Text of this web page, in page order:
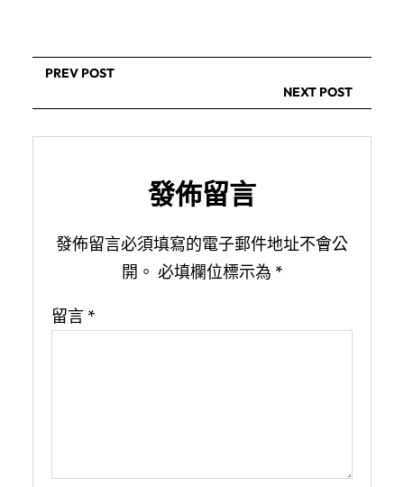
PREV POST
NEXT POST
發佈留言
發佈留言必須填寫的電子郵件地址不會公
開。 必填欄位標示為 *
留言 *